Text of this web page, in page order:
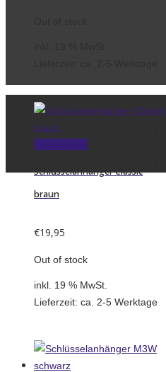
Schlüsselanhänger Classic
braun
€19,95
Out of stock
inkl. 19 % MwSt.
Lieferzeit: ca. 2-5 Werktage